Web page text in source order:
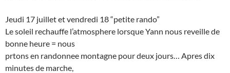
Jeudi 17 juillet et vendredi 18 “petite rando”
Le soleil rechauffe l’atmosphere lorsque Yann nous reveille de
bonne heure = nous
prtons en randonnee montagne pour deux jours… Apres dix
minutes de marche,